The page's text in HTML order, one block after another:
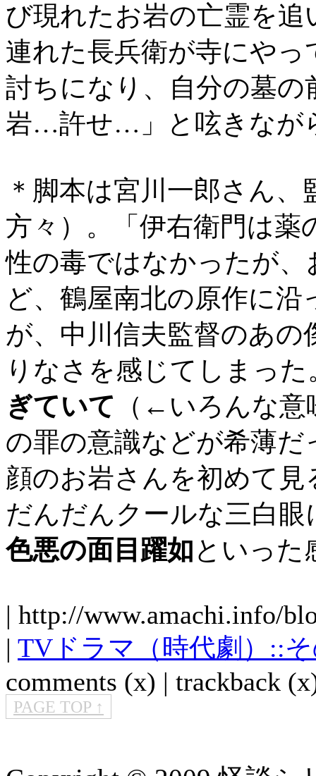
び現れたお岩の亡霊を
連れた長兵衛が寺にや
討ちになり、自分の墓
岩…許せ…」と呟きなが
＊脚本は宮川一郎さん
方々）。「伊右衛門は
性の毒ではなかったが
ど、鶴屋南北の原作に
が、中川信夫監督のあ
りなさを感じてしまっ
ぎていて （←いろんな
の罪の意識などが希薄
顔のお岩さんを初めて
だんだんクールな三白
色悪の面目躍如といった
| http://www.amachi.info/
| TVドラマ（時代劇）::
comments (x) | trackback
PAGE TOP ↑